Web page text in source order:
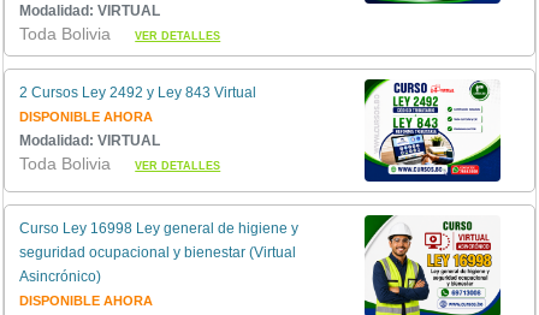
Modalidad: VIRTUAL
Toda BoliviaVER DETALLES
2 Cursos Ley 2492 y Ley 843 Virtual
DISPONIBLE AHORA
Modalidad: VIRTUAL
Toda BoliviaVER DETALLES
Curso Ley 16998 Ley general de higiene y
seguridad ocupacional y bienestar (Virtual
Asincrónico)
DISPONIBLE AHORA